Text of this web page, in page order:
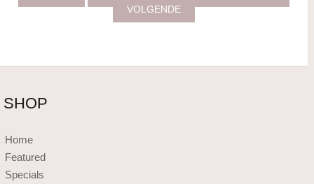
VOLGENDE
SHOP
Home
Featured
Specials